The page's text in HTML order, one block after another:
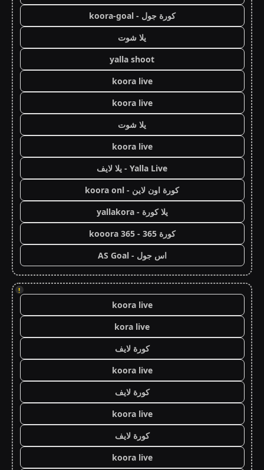
كورة جول - koora-goal
يلا شوت
yalla shoot
koora live
koora live
يلا شوت
koora live
Yalla Live - يلا لايف
كورة اون لاين - koora onl
يلا كورة - yallakora
كورة 365 - kooora 365
اس جول - AS Goal
!
koora live
kora live
كورة لايف
koora live
كورة لايف
koora live
كورة لايف
koora live